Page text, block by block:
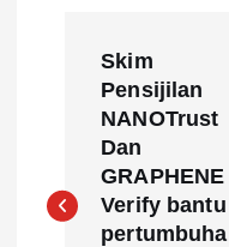
t
Skim
Pensijilan
NANOTrust
Dan
GRAPHENE
Verify bantu
pertumbuha